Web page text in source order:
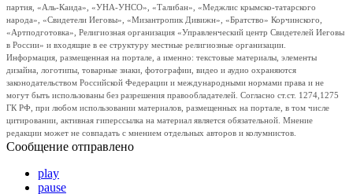
партия, «Аль-Каида», «УНА-УНСО», «Талибан», «Меджлис крымско-татарского
народа», «Свидетели Иеговы», «Мизантропик Дивижн», «Братство» Корчинского,
«Артподготовка», Религиозная организация «Управленческий центр Свидетелей Иеговы
в России» и входящие в ее структуру местные религиозные организации.
Информация, размещенная на портале, а именно: текстовые материалы, элементы
дизайна, логотипы, товарные знаки, фотографии, видео и аудио охраняются
законодательством Российской Федерации и международными нормами права и не
могут быть использованы без разрешения правообладателей. Согласно ст.ст. 1274,1275
ГК РФ, при любом использовании материалов, размещенных на портале, в том числе
цитировании, активная гиперссылка на материал является обязательной. Мнение
редакции может не совпадать с мнением отдельных авторов и колумнистов.
Сообщение отправлено
play
pause